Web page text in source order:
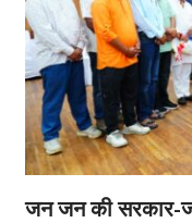
जन जन की सरकार-